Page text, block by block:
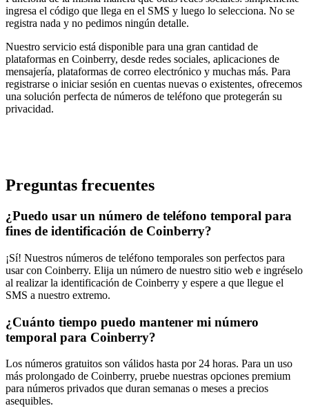
ingresa el código que llega en el SMS y luego lo selecciona. No se
registra nada y no pedimos ningún detalle.
Nuestro servicio está disponible para una gran cantidad de
plataformas en Coinberry, desde redes sociales, aplicaciones de
mensajería, plataformas de correo electrónico y muchas más. Para
registrarse o iniciar sesión en cuentas nuevas o existentes, ofrecemos
una solución perfecta de números de teléfono que protegerán su
privacidad.
Preguntas frecuentes
¿Puedo usar un número de teléfono temporal para
fines de identificación de Coinberry?
¡Sí! Nuestros números de teléfono temporales son perfectos para
usar con Coinberry. Elija un número de nuestro sitio web e ingréselo
al realizar la identificación de Coinberry y espere a que llegue el
SMS a nuestro extremo.
¿Cuánto tiempo puedo mantener mi número
temporal para Coinberry?
Los números gratuitos son válidos hasta por 24 horas. Para un uso
más prolongado de Coinberry, pruebe nuestras opciones premium
para números privados que duran semanas o meses a precios
asequibles.